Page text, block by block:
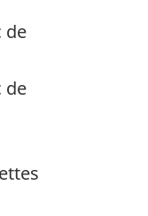
de
de